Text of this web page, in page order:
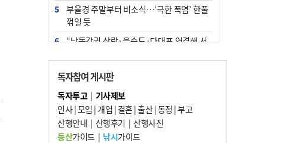
5
부울경 주말부터 비소식…‘극한 폭염’ 한풀
꺾일 듯
6
“낙동강권 삼락·을숙도·다대포 연결해 서
7
오늘의 날씨- 2026년 8월 7일
8
외국인 선원 ‘인신매매 경유지’ 된 부산…
우려가 현실로
9
[사설] 해수부 신청사 북항으로 확정, 해양
수도 도약의 전환점
독자참여 게시판
독자투고| 기사제보
인사|모임 | 개업 | 결혼|출산|동정 |부고
산행안내 | 산행후기 | 산행사진
등산가이드| 낚시가이드